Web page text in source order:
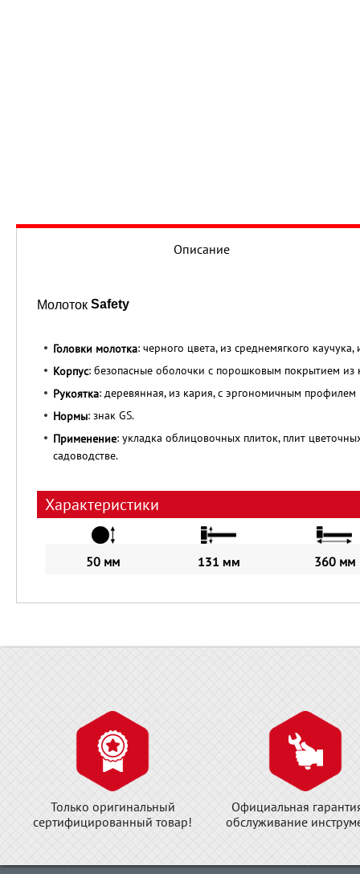
Описание
Молоток Safety
Головки молотка: черного цвета, из среднемягкого каучука,
Корпус: безопасные оболочки с порошковым покрытием из
Рукоятка: деревянная, из кария, с эргономичным профилем
Нормы: знак GS.
Применение: укладка облицовочных плиток, плит
садоводстве.
Характеристики
50 мм 131 мм 360 мм
Только оригинальный
сертифицированный товар!
Официальная
обслуживание